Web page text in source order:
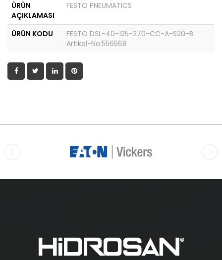
ÜRÜN
AÇIKLAMASI
FESTO PNEUMATICS
ÜRÜN KODU
FESTO DSL-40-125-270-CC-A-S20-B
Artikel-No:556568